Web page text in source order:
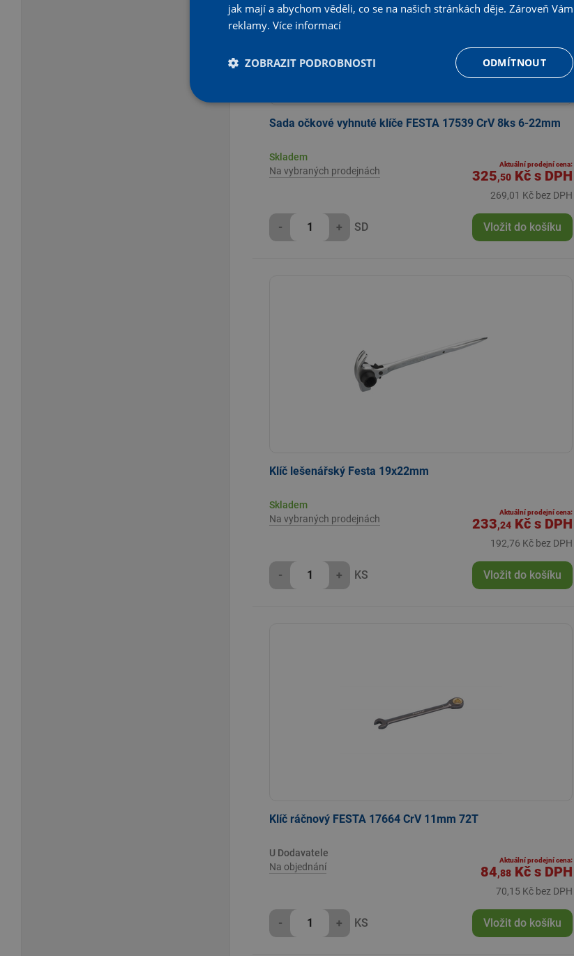
Sada očkové vyhnuté klíče FESTA 17539 CrV 8ks 6-22mm
Skladem
Na vybraných prodejnách
Aktuální prodejní cena:
325,50 Kč s DPH
269,01 Kč bez DPH
- + SD Vložit do košíku
Klíč lešenářský Festa 19x22mm
Skladem
Na vybraných prodejnách
Aktuální prodejní cena:
233,24 Kč s DPH
192,76 Kč bez DPH
- + KS Vložit do košíku
Klíč ráčnový FESTA 17664 CrV 11mm 72T
U Dodavatele
Na objednání
Aktuální prodejní cena:
84,88 Kč s DPH
70,15 Kč bez DPH
- + KS Vložit do košíku
jak mají a abychom věděli, co se na našich stránkách děje. Zároveň
reklamy. Více informací
ODMÍTNOUT
ZOBRAZIT PODROBNOSTI